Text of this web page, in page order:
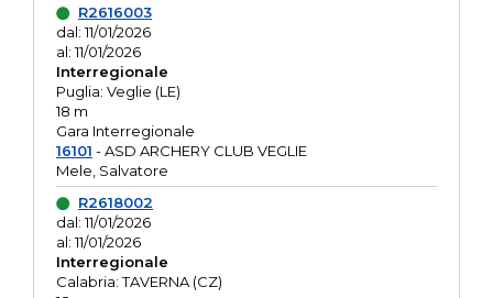
R2616003
dal: 11/01/2026
al: 11/01/2026
Interregionale
Puglia: Veglie (LE)
18 m
Gara Interregionale
16101 - ASD ARCHERY CLUB VEGLIE
Mele, Salvatore
R2618002
dal: 11/01/2026
al: 11/01/2026
Interregionale
Calabria: TAVERNA (CZ)